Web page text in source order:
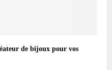
de bijoux pour vos